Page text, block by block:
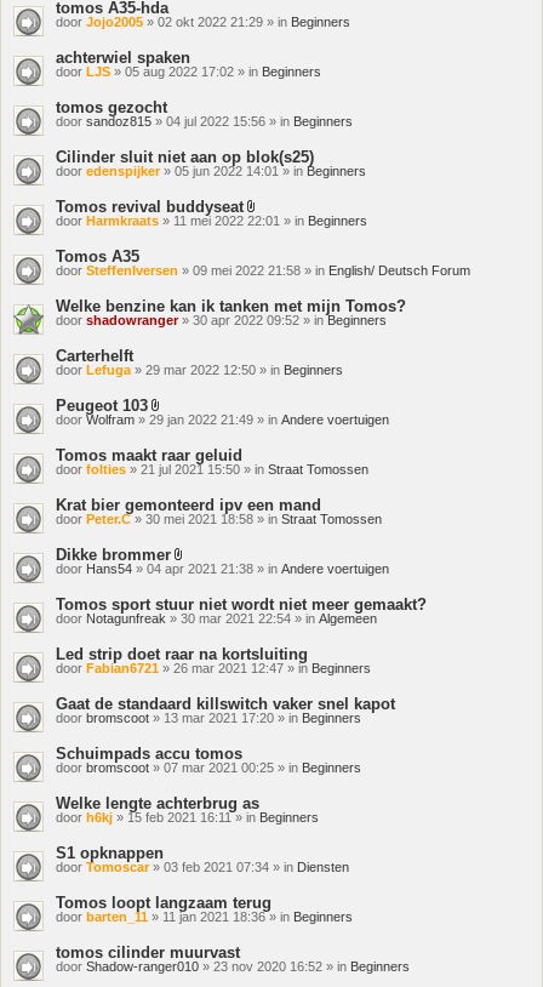
tomos A35-hda
door Jojo2005 » 02 okt 2022 21:29 » in Beginners
achterwiel spaken
door LJS » 05 aug 2022 17:02 » in Beginners
tomos gezocht
door sandoz815 » 04 jul 2022 15:56 » in Beginners
Cilinder sluit niet aan op blok(s25)
door edenspijker» 05 jun 2022 14:01 » in Beginners
Tomos revival buddyseat
Bijlage(n)
door Harmkraats » 11 mei 2022 22:01 » in Beginners
Tomos A35
door SteffenIversen » 09 mei 2022 21:58 » in English/ Deutsch Forum
Welke benzine kan ik tanken met mijn Tomos?
door shadowranger» 30 apr 2022 09:52 » inBeginners
Carterhelft
door Lefuga » 29 mar 2022 12:50 » in Beginners
Peugeot 103
Bijlage(n)
door Wolfram » 29 jan 2022 21:49 » in Andere voertuigen
Tomos maakt raar geluid
door folties » 21 jul 2021 15:50 » in Straat Tomossen
Krat bier gemonteerd ipv een mand
door Peter.C» 30 mei 2021 18:58 » in Straat Tomossen
Dikke brommer
Bijlage(n)
door Hans54 » 04 apr 2021 21:38 » in Andere voertuigen
Tomos sport stuur niet wordt niet meer gemaakt?
door Notagunfreak » 30 mar 2021 22:54 » in Algemeen
Led strip doet raar na kortsluiting
door Fabian6721 » 26 mar 2021 12:47 » in Beginners
Gaat de standaard killswitch vaker snel kapot
door bromscoot » 13 mar 2021 17:20 » in Beginners
Schuimpads accu tomos
door bromscoot » 07 mar 2021 00:25 » in Beginners
Welke lengte achterbrug as
door h6kj » 15 feb 2021 16:11 » in Beginners
S1 opknappen
door Tomoscar» 03 feb 2021 07:34 » in Diensten
Tomos loopt langzaam terug
door barten_11 » 11 jan 2021 18:36 » in Beginners
tomos cilinder muurvast
door Shadow-ranger010 » 23 nov 2020 16:52 » in Beginners